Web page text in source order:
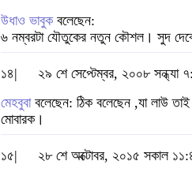
উধাও ভাবুকবলেছেন:
৬ নম্বরটা যৌতুকের নতুন কৌশল। সুদ
১৪|
২৯ শে সেপ্টেম্বর, ২০০৮ সন্ধ্যা
মেহবুবাবলেছেন: ঠিক বলেছেন ,যা লাউ
মোবারক।
১৫|
২৮ শে অক্টোবর, ২০১৫ সকাল